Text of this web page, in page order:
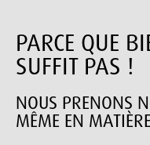
PARCE QUE
SUFFIT PAS !
NOUS PRENONS
MÊME EN